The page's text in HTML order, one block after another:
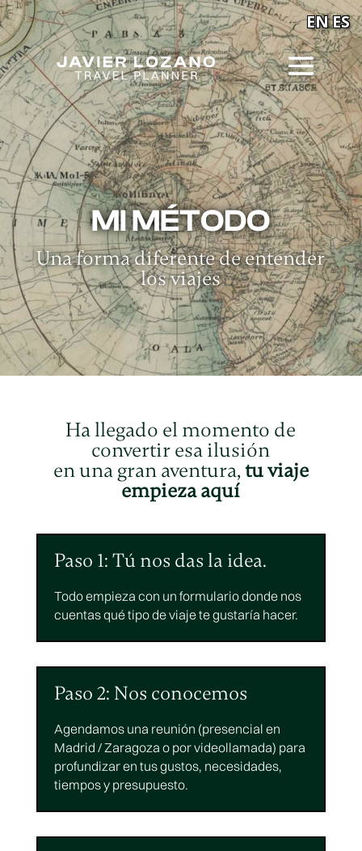
MI MÉTODO
Una forma diferente de entender
los viajes
Ha llegado el momento de
convertir esa ilusión
en una gran aventura,tu viaje
empieza aquí
Paso 1: Tú nos das la idea.
Todo empieza con un formulario donde nos
cuentas qué tipo de viaje te gustaría hacer.
Paso 2: Nos conocemos
Agendamos una reunión (presencial en
Madrid / Zaragoza o por videollamada) para
profundizar en tus gustos, necesidades,
tiempos y presupuesto.
ENES